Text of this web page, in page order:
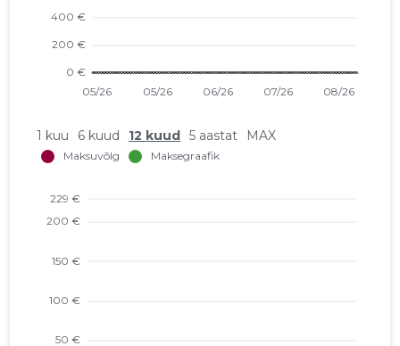
1 kuu 6 kuud 12 kuud 5 aastat MAX